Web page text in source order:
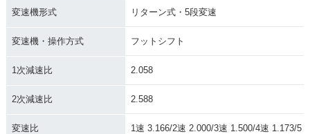
変速機形式 リターン式・5段変速
変速機・操作方式 フットシフト
1次減速比 2.058
2次減速比 2.588
変速比
1速 3.166/2速 2.000/3速 1.500/4速 1.173/5